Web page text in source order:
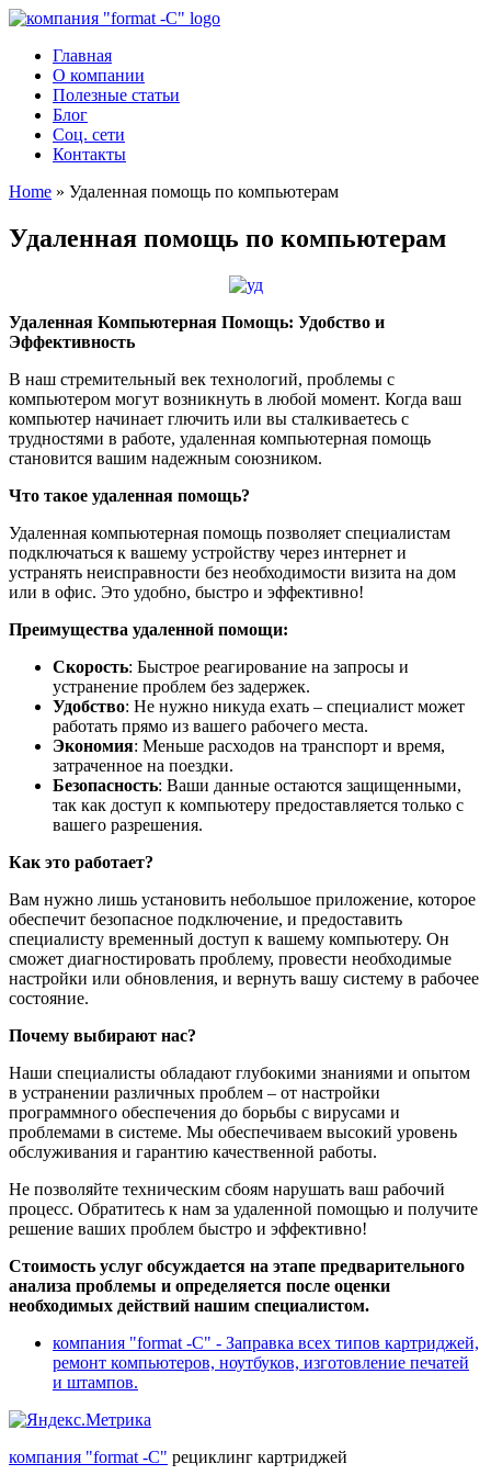
Главная
О компании
Полезные статьи
Блог
Соц. сети
Контакты
Home » Удаленная помощь по компьютерам
Удаленная помощь по компьютерам
Удаленная Компьютерная Помощь: Удобство и
Эффективность
В наш стремительный век технологий, проблемы с
компьютером могут возникнуть в любой момент. Когда ваш
компьютер начинает глючить или вы сталкиваетесь с
трудностями в работе, удаленная компьютерная помощь
становится вашим надежным союзником.
Что такое удаленная помощь?
Удаленная компьютерная помощь позволяет специалистам
подключаться к вашему устройству через интернет и
устранять неисправности без необходимости визита на дом
или в офис. Это удобно, быстро и эффективно!
Преимущества удаленной помощи:
Скорость: Быстрое реагирование на запросы и
устранение проблем без задержек.
Удобство: Не нужно никуда ехать – специалист может
работать прямо из вашего рабочего места.
Экономия: Меньше расходов на транспорт и время,
затраченное на поездки.
Безопасность: Ваши данные остаются защищенными,
так как доступ к компьютеру предоставляется только с
вашего разрешения.
Как это работает?
Вам нужно лишь установить небольшое приложение, которое
обеспечит безопасное подключение, и предоставить
специалисту временный доступ к вашему компьютеру. Он
сможет диагностировать проблему, провести необходимые
настройки или обновления, и вернуть вашу систему в рабочее
состояние.
Почему выбирают нас?
Наши специалисты обладают глубокими знаниями и опытом
в устранении различных проблем – от настройки
программного обеспечения до борьбы с вирусами и
проблемами в системе. Мы обеспечиваем высокий уровень
обслуживания и гарантию качественной работы.
Не позволяйте техническим сбоям нарушать ваш рабочий
процесс. Обратитесь к нам за удаленной помощью и получите
решение ваших проблем быстро и эффективно!
Стоимость услуг обсуждается на этапе предварительного
анализа проблемы и определяется после оценки
необходимых действий нашим специалистом.
компания "format -C" - Заправка всех типов картриджей,
ремонт компьютеров, ноутбуков, изготовление печатей
и штампов.
компания "format -C" рециклинг картриджей